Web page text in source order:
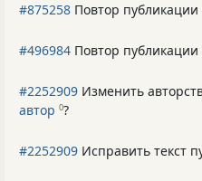
#875258 Повтор публикации
#496984 Повтор публикации
#2252909 Изменить
автор 0?
#2252909 Исправить текст